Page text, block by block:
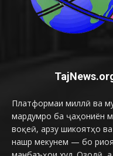
Платформаи миллӣ ва
мардумро ба ҷаҳониён
воқеӣ, арзу шикоятҳо
нашр мекунем — бо